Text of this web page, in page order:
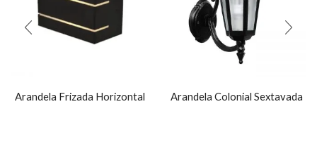
Arandela Frizada Horizontal Arandela Colonial Sextavada